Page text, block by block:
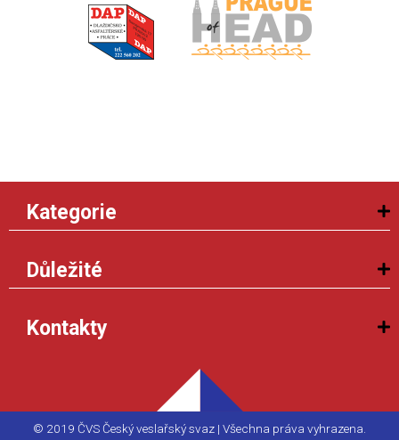
Kategorie
Důležité
Kontakty
© 2019 ČVS Český veslařský svaz | Všechna práva vyhrazena.